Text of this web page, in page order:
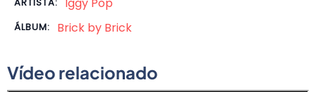
ÁLBUM: Brick by Brick
Vídeo relacionado